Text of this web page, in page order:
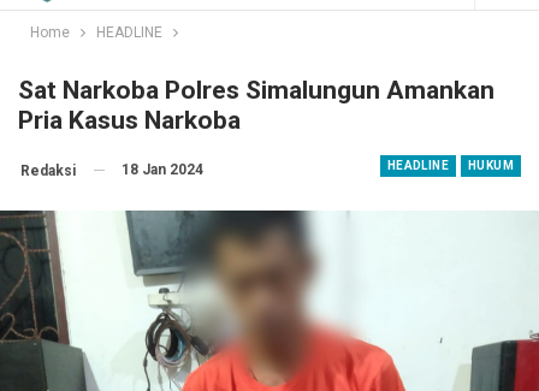
Home HEADLINE
Sat Narkoba Polres Simalungun Amankan
Pria Kasus Narkoba
HEADLINE HUKUM
Redaksi 18 Jan 2024